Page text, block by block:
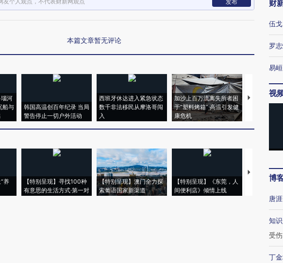
发布
本篇文章暂无评论
河
船与
韩国高温创百年纪录 当局
警告停止一切户外活动
西班牙休达进入紧急状态
数千非法移民从摩洛哥闯
入
加沙上百万流离失所者困
于“塑料烤箱” 高温引发健
康危机
视线｜
养
【特别呈现】寻找100种
有意思的生活方式·第一对
【特别呈现】澳门全力探
索葡语国家新渠道
【特别呈现】《东莞，人
间便利店》倾情上线
【推广】走
会，让数智
财
伍戈
罗
易峘
视
博
唐涯
知
受伤
丁